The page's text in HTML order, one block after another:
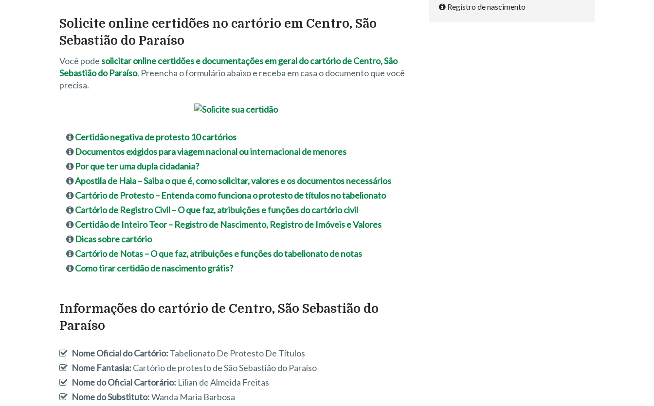
Solicite online certidões no cartório em Centro, São
Sebastião do Paraíso
Você podesolicitar online certidões e documentações em geral do cartório de Centro, São
Sebastião do Paraíso. Preencha o formulário abaixo e receba em casa o documento que você
precisa.
Certidão negativa de protesto 10 cartórios
Documentos exigidos para viagem nacional ou internacional de menores
Por que ter uma dupla cidadania?
Apostila de Haia – Saiba o que é, como solicitar, valores e os documentos necessários
Cartório de Protesto – Entenda como funciona o protesto de títulos no tabelionato
Cartório de Registro Civil – O que faz, atribuições e funções do cartório civil
Certidão de Inteiro Teor – Registro de Nascimento, Registro de Imóveis e Valores
Dicas sobre cartório
Cartório de Notas – O que faz, atribuições e funções do tabelionato de notas
Como tirar certidão de nascimento grátis?
Informações do cartório de Centro, São Sebastião do
Paraíso
Nome Oficial do Cartório: Tabelionato De Protesto De Títulos
Nome Fantasia: Cartório de protesto de São Sebastião do Paraíso
Nome do Oficial Cartorário: Lilian de Almeida Freitas
Nome do Substituto:Wanda Maria Barbosa
Registro de nascimento